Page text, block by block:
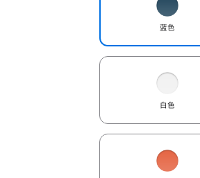
蓝色
白色